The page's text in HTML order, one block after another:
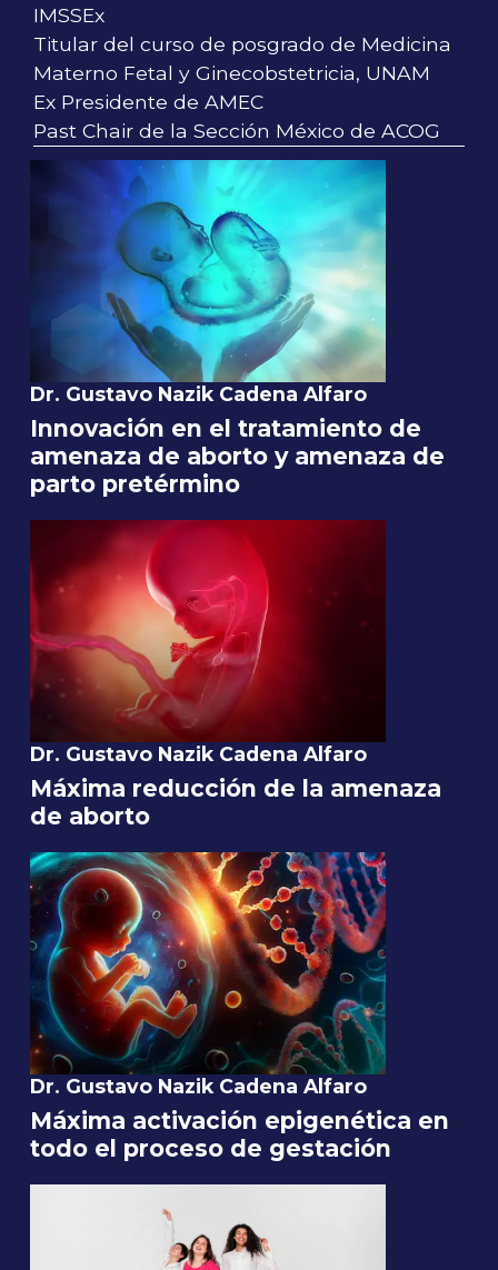
IMSSEx
Titular del curso de posgrado de Medicina
Materno Fetal y Ginecobstetricia, UNAM
Ex Presidente de AMEC
Past Chair de la Sección México de ACOG
Dr. Gustavo Nazik Cadena Alfaro
Innovación en el tratamiento de
amenaza de aborto y amenaza de
parto pretérmino
Dr. Gustavo Nazik Cadena Alfaro
Máxima reducción de la amenaza
de aborto
Dr. Gustavo Nazik Cadena Alfaro
Máxima activación epigenética en
todo el proceso de gestación